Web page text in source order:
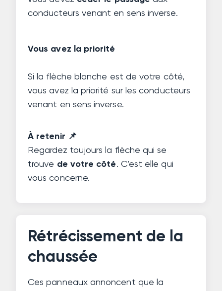
conducteurs venant en sens inverse.
Vous avez la priorité
Si la flèche blanche est de votre côté,
vous avez la priorité sur les conducteurs
venant en sens inverse.
À retenir 📌
Regardez toujours la flèche qui se
trouve de votre côté. C’est elle qui
vous concerne.
Rétrécissement de la
chaussée
Ces panneaux annoncent que la